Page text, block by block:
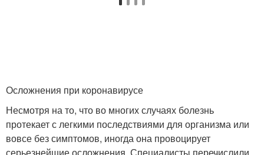
Осложнения при коронавирусе
Несмотря на то, что во многих случаях болезнь
протекает с легкими последствиями для организма или
вовсе без симптомов, иногда она провоцирует
серьезнейшие осложнения. Специалисты перечислили